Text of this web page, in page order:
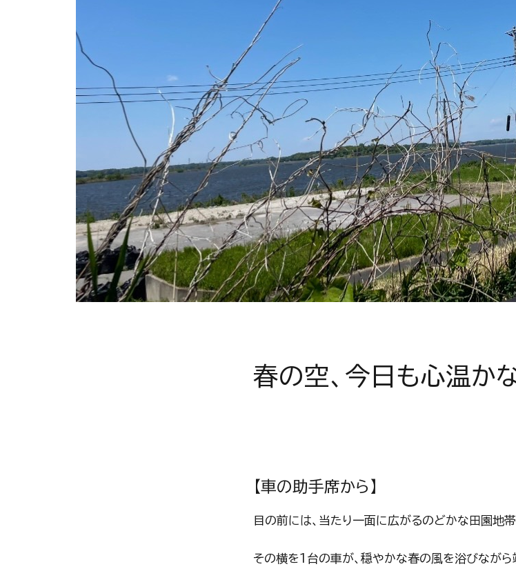
春の空、今日も心温か
【車の助手席から】
目の前には、当たり一面に広がるのどかな田園地
その横を1台の車が、穏やかな春の風を浴びながら